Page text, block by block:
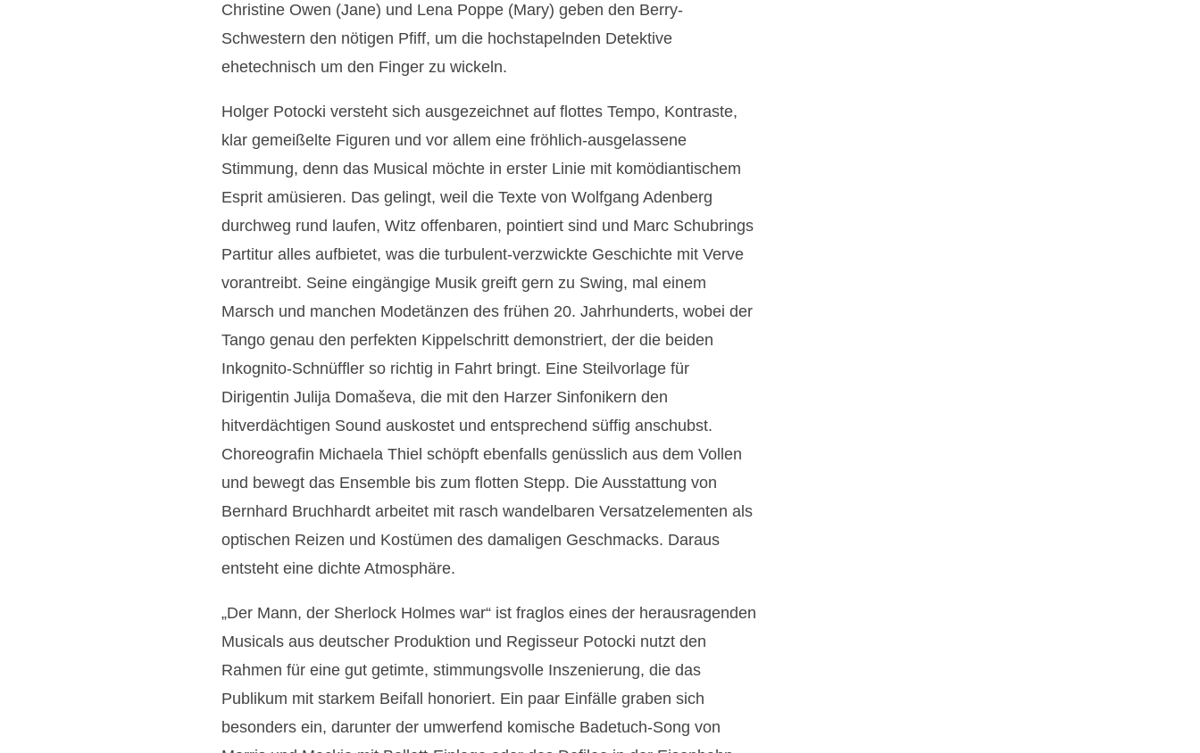
Christine Owen (Jane) und Lena Poppe (Mary) geben den Berry-
Schwestern den nötigen Pfiff, um die hochstapelnden Detektive
ehetechnisch um den Finger zu wickeln.
Holger Potocki versteht sich ausgezeichnet auf flottes Tempo, Kontraste,
klar gemeißelte Figuren und vor allem eine fröhlich-ausgelassene
Stimmung, denn das Musical möchte in erster Linie mit komödiantischem
Esprit amüsieren. Das gelingt, weil die Texte von Wolfgang Adenberg
durchweg rund laufen, Witz offenbaren, pointiert sind und Marc Schubrings
Partitur alles aufbietet, was die turbulent-verzwickte Geschichte mit Verve
vorantreibt. Seine eingängige Musik greift gern zu Swing, mal einem
Marsch und manchen Modetänzen des frühen 20. Jahrhunderts, wobei der
Tango genau den perfekten Kippelschritt demonstriert, der die beiden
Inkognito-Schnüffler so richtig in Fahrt bringt. Eine Steilvorlage für
Dirigentin Julija Domaševa, die mit den Harzer Sinfonikern den
hitverdächtigen Sound auskostet und entsprechend süffig anschubst.
Choreografin Michaela Thiel schöpft ebenfalls genüsslich aus dem Vollen
und bewegt das Ensemble bis zum flotten Stepp. Die Ausstattung von
Bernhard Bruchhardt arbeitet mit rasch wandelbaren Versatzelementen als
optischen Reizen und Kostümen des damaligen Geschmacks. Daraus
entsteht eine dichte Atmosphäre.
„Der Mann, der Sherlock Holmes war“ ist fraglos eines der herausragenden
Musicals aus deutscher Produktion und Regisseur Potocki nutzt den
Rahmen für eine gut getimte, stimmungsvolle Inszenierung, die das
Publikum mit starkem Beifall honoriert. Ein paar Einfälle graben sich
besonders ein, darunter der umwerfend komische Badetuch-Song von